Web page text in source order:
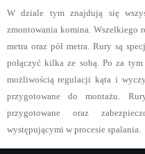
W dziale tym znajdują się
zmontowania komina. Wszelkiego
metra oraz pół metra. Rury są
połączyć kilka ze sobą. Po za
możliwością regulacji kąta i
przygotowane do montażu.
przygotowane oraz
występującymi w procesie spalania.